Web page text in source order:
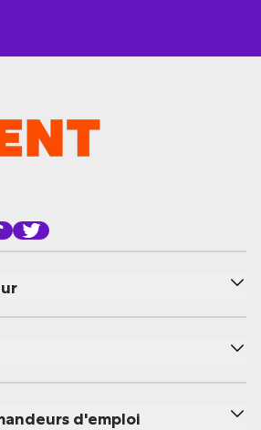
d'emploi